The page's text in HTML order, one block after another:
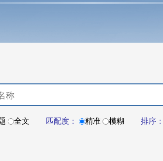
全文 匹配度： 精准 模糊 排序：